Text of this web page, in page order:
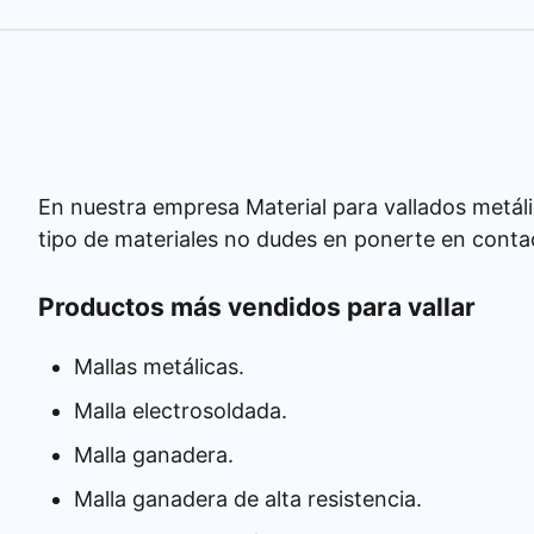
En nuestra empresa Material para vallados
tipo de materiales no dudes en ponerte en
Productos más vendidos para vallar
Mallas metálicas.
Malla electrosoldada.
Malla ganadera.
Malla ganadera de alta resistencia.